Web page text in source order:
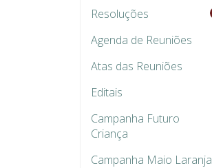
Resoluções
Agenda de Reuniões
Atas das Reuniões
Editais
Campanha Futuro
Criança
Campanha Maio Laranja